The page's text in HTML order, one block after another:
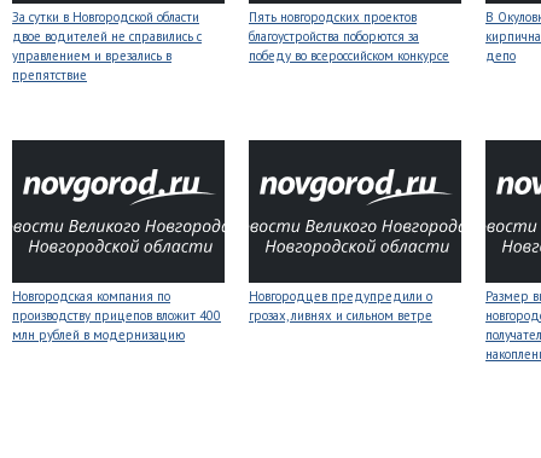
За сутки в Новгородской области
двое водителей не справились с
управлением и врезались в
препятствие
Пять новгородских проектов
благоустройства поборются за
победу во всероссийском конкурсе
В
депо
Новгородская компания по
производству прицепов вложит 400
млн рублей в модернизацию
Новгородцев предупредили о
грозах, ливнях и сильном ветре
Размер